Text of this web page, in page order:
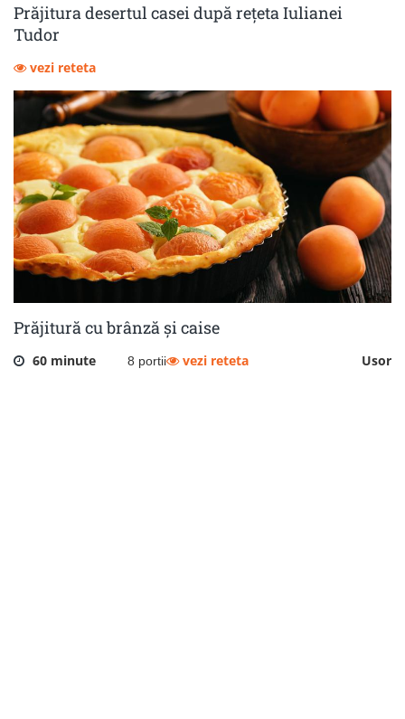
Prăjitura desertul casei după rețeta Iulianei
Tudor
vezi reteta
Prăjitură cu brânză și caise
60 minute 8 portii Usor
vezi reteta